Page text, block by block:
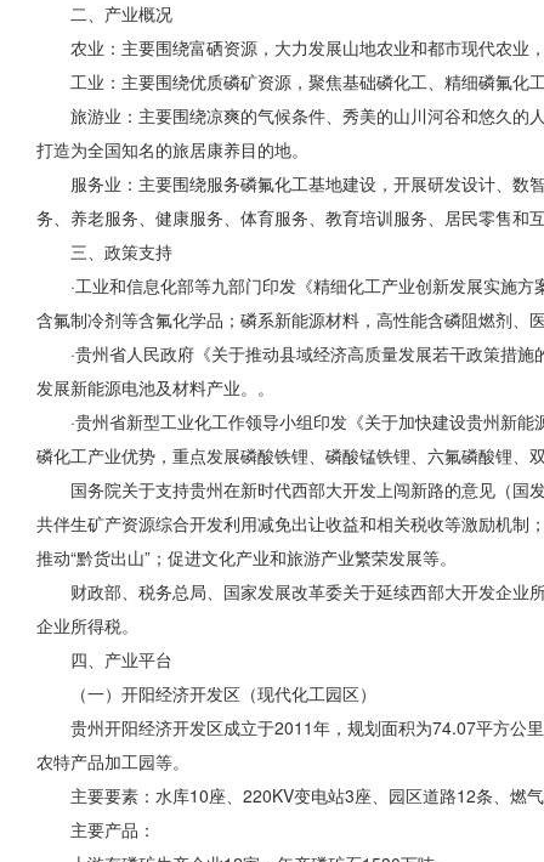
二、产业概况
农业：主要围绕富硒资源，大力发展山地农业和都市现代农业
工业：主要围绕优质磷矿资源，聚焦基础磷化工、精细磷氟
旅游业：主要围绕凉爽的气候条件、秀美的山川河谷和悠久
打造为全国知名的旅居康养目的地。
服务业：主要围绕服务磷氟化工基地建设，开展研发设计、
务、养老服务、健康服务、体育服务、教育培训服务、居民零售和
三、政策支持
·工业和信息化部等九部门印发《精细化工产业创新发展实施
含氟制冷剂等含氟化学品；磷系新能源材料，高性能含磷阻燃剂、
·贵州省人民政府《关于推动县域经济高质量发展若干政策措
发展新能源电池及材料产业。。
·贵州省新型工业化工作领导小组印发《关于加快建设贵州新
磷化工产业优势，重点发展磷酸铁锂、磷酸锰铁锂、六氟磷酸锂、
国务院关于支持贵州在新时代西部大开发上闯新路的意见（
共伴生矿产资源综合开发利用减免出让收益和相关税收等激励机
推动“黔货出山”；促进文化产业和旅游产业繁荣发展等。
财政部、税务总局、国家发展改革委关于延续西部大开发企
企业所得税。
四、产业平台
（一）开阳经济开发区（现代化工园区）
贵州开阳经济开发区成立于2011年，规划面积为74.07平方公
农特产品加工园等。
主要要素：水库10座、220KV变电站3座、园区道路12条、燃
主要产品：